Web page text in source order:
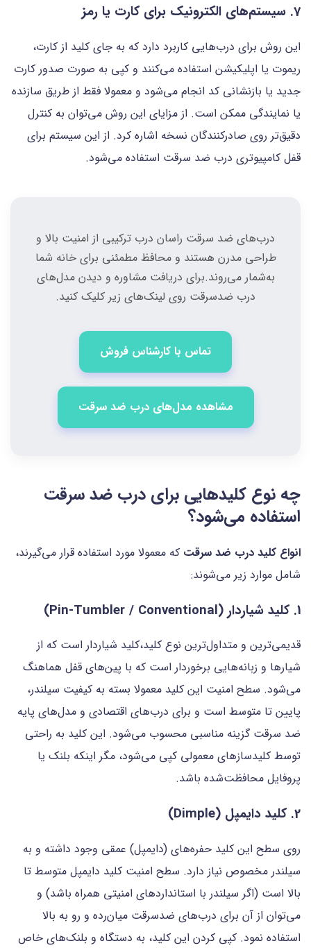
7. سیستم‌های الکترونیک برای کارت یا رمز
این روش برای درب‌هایی کاربرد دارد که به جای کلید از کارت،
ریموت یا اپلیکیشن استفاده می‌کنند و کپی به صورت صدور کارت
جدید یا بازنشانی کد انجام می‌شود و معمولا فقط از طریق سازنده
یا نمایندگی ممکن است. از مزایای این روش می‌توان به کنترل
دقیق‌تر روی صادرکنندگان نسخه اشاره کرد. از این سیستم برای
قفل کامپیوتری درب ضد سرقت استفاده می‌شود.
درب‌های ضد سرقت راسان درب ترکیبی از امنیت بالا و
طراحی مدرن هستند و محافظ مطمئنی برای خانه شما
به‌شمار می‌روند.برای دریافت مشاوره و دیدن مدل‌های
درب ضدسرقت روی لینک‌های زیر کلیک کنید.
تماس با کارشناس فروش
مشاهده مدل‌های درب ضد سرقت
چه نوع کلیدهایی برای درب ضد سرقت
استفاده می‌شود؟
انواع کلید درب ضد سرقت که معمولا مورد استفاده قرار می‌گیرند،
شامل موارد زیر می‌شوند:
1. کلید شیار‌دار (Pin‑Tumbler / Conventional)
قدیمی‌ترین و متداول‌ترین نوع کلید،کلید شیاردار است که از
شیارها و زبانه‌هایی برخوردار است که با پین‌های قفل هماهنگ
می‌شود. سطح امنیت این کلید معمولا بسته به کیفیت سیلندر،
پایین تا متوسط است و برای درب‌های اقتصادی و مدل‌های پایه
ضد سرقت گزینه مناسبی محسوب می‌شود. این کلید به راحتی
توسط کلیدسازهای معمولی کپی می‌شود، مگر اینکه بلنک یا
پروفایل محافظت‌شده باشد.
2. کلید دایمپل (Dimple)
روی سطح این کلید حفره‌های (دایمپل) عمقی وجود داشته و به
سیلندر مخصوص نیاز دارد. سطح امنیت کلید دایمپل متوسط تا
بالا است (اگر سیلندر با استانداردهای امنیتی همراه باشد) و
می‌توان از آن برای درب‌های ضدسرقت میان‌رده و رو به بالا
استفاده نمود. کپی کردن این کلید، به دستگاه و بلنک‌های خاص